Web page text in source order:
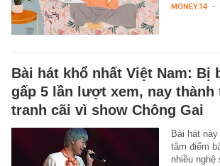
MONEY.14 -
Bài hát khổ nhất Việt Nam: Bị
gấp 5 lần lượt xem, nay thành
tranh cãi vì show Chông Gai
Bài hát
tâm điểm
nhiều